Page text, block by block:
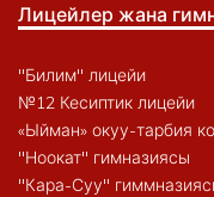
Лицейлер жана
"Билим" лицейи
№12 Кесиптик лицейи
«Ыйман» окуу-тарбия
"Ноокат" гимназиясы
"Кара-Суу"